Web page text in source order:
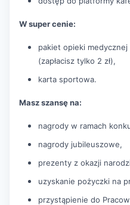
W super cenie:
pakiet opieki
(zapłacisz tylko 2 zł),
karta sportowa.
Masz szansę na:
nagrody w ramach
nagrody jubileuszowe,
prezenty z okazji
uzyskanie pożyczki na
przystąpienie do